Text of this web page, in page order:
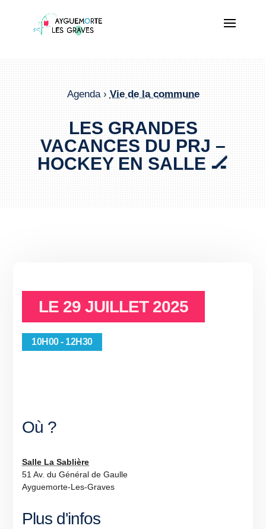
Agenda ›Vie de la commune
LES GRANDES
VACANCES DU PRJ –
HOCKEY EN SALLE 🏒
LE 29 JUILLET 2025
10H00 - 12H30
Où ?
Salle La Sablière
51 Av. du Général de Gaulle
Ayguemorte-Les-Graves
Plus d'infos